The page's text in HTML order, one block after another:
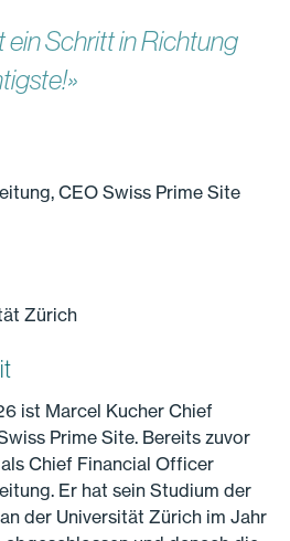
ein Schritt in Richtung
CEO Swiss Prime Site
Zürich
ist Marcel Kucher Chief
Prime Site. Bereits zuvor
Chief Financial Officer
Er hat sein Studium der
der Universität Zürich im Jahr